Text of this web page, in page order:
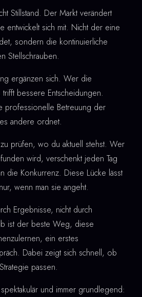
Stillstand. Der Markt verändert
entwickelt sich mit. Nicht der eine
sondern die kontinuierliche
Stellschrauben.
ergänzen sich. Wer die
bessere Entscheidungen.
professionelle Betreuung der
andere ordnet.
prüfen, wo du aktuell stehst. Wer
wird, verschenkt jeden Tag
die Konkurrenz. Diese Lücke lässt
wenn man sie angeht.
Ergebnisse, nicht durch
ist der beste Weg, diese
ein erstes
Dabei zeigt sich schnell, ob
passen.
und immer grundlegend: